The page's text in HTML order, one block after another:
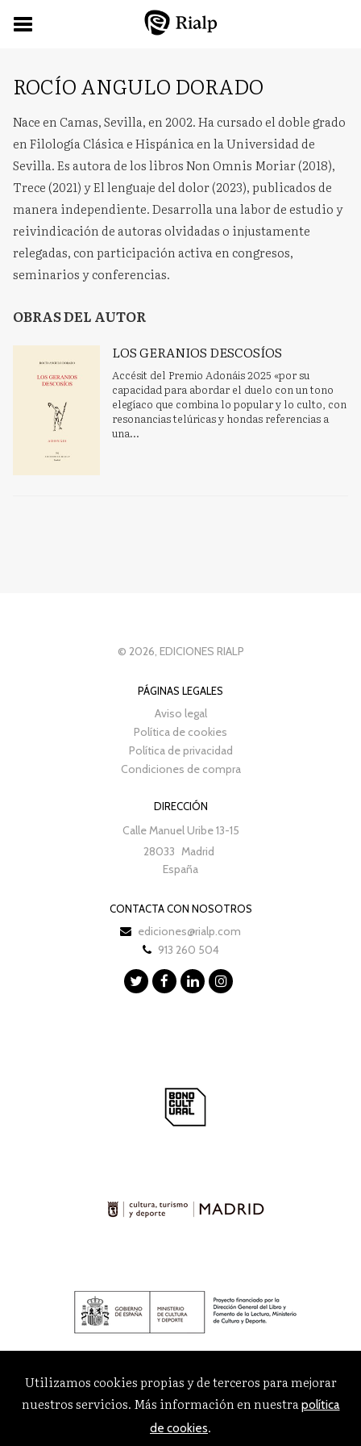
ROCÍO ANGULO DORADO
Nace en Camas, Sevilla, en 2002. Ha cursado el doble grado
en Filología Clásica e Hispánica en la Universidad de
Sevilla. Es autora de los libros Non Omnis Moriar (2018),
Trece (2021) y El lenguaje del dolor (2023), publicados de
manera independiente. Desarrolla una labor de estudio y
reivindicación de autoras olvidadas o injustamente
relegadas, con participación activa en congresos,
seminarios y conferencias.
OBRAS DEL AUTOR
LOS GERANIOS DESCOSÍOS
Accésit del Premio Adonáis 2025 «por su
capacidad para abordar el duelo con un tono
elegíaco que combina lo popular y lo culto, con
resonancias telúricas y hondas referencias a
una...
© 2026, EDICIONES RIALP
PÁGINAS LEGALES
Aviso legal
Política de cookies
Política de privacidad
Condiciones de compra
DIRECCIÓN
Calle Manuel Uribe 13-15
28033 Madrid
España
CONTACTA CON NOSOTROS
ediciones@rialp.com
913 260 504
Utilizamos cookies propias y de terceros para mejorar
nuestros servicios. Más información en nuestrapolítica
de cookies.